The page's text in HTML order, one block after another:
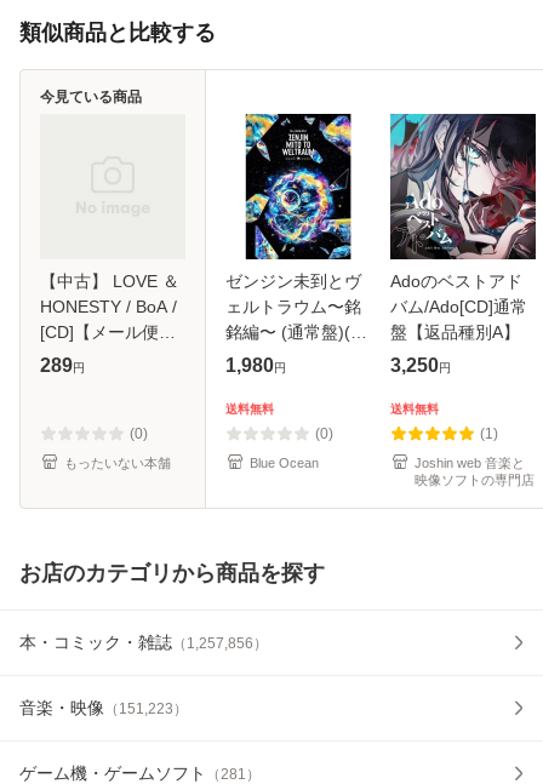
類似商品と比較する
【中古】 LOVE ＆
HONESTY / BoA /
[CD]【メール便送
料無料】
289円
(0)
もったいない本舗
今見ている商品
ゼンジン未到とヴ
ェルトラウム〜銘
銘編〜 (通常盤)(2
枚組) [DVD]
1,980円
送料無料
(0)
Blue Ocean
Adoのベストアド
バム/Ado[CD]通常
盤【返品種別A】
3,250円
送料無料
(1)
Joshin web 音楽と
映像ソフトの専門店
お店のカテゴリから商品を探す
本・コミック・雑誌 （ 1,257,856 ）
音楽・映像 （ 151,223 ）
ゲーム機・ゲームソフト （281 ）